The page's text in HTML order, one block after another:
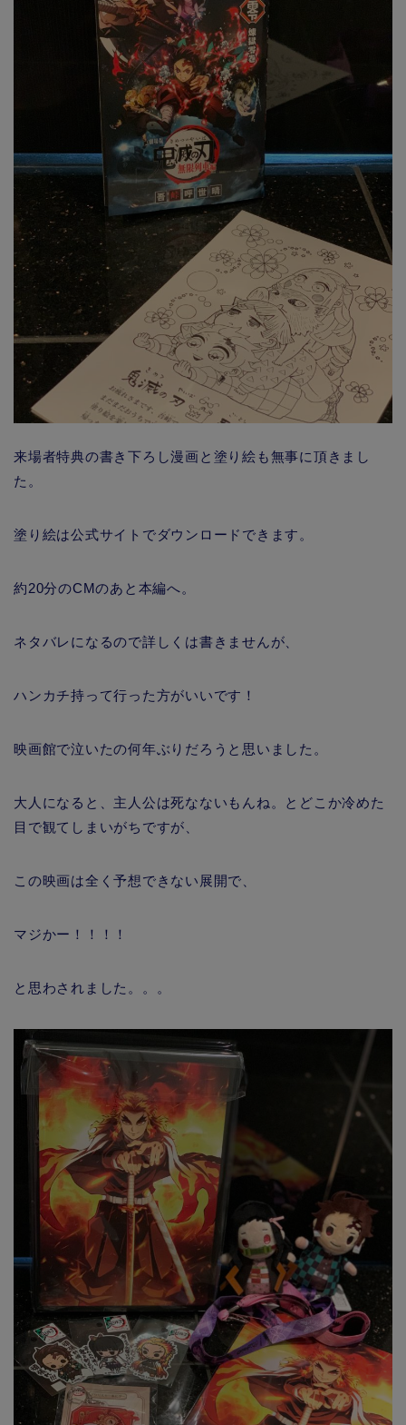
来場者特典の書き下ろし漫画と塗り絵も無事に頂きまし
た。
塗り絵は公式サイトでダウンロードできます。
約20分のCMのあと本編へ。
ネタバレになるので詳しくは書きませんが、
ハンカチ持って行った方がいいです！
映画館で泣いたの何年ぶりだろうと思いました。
大人になると、主人公は死なないもんね。とどこか冷めた
目で観てしまいがちですが、
この映画は全く予想できない展開で、
マジかー！！！！
と思わされました。。。